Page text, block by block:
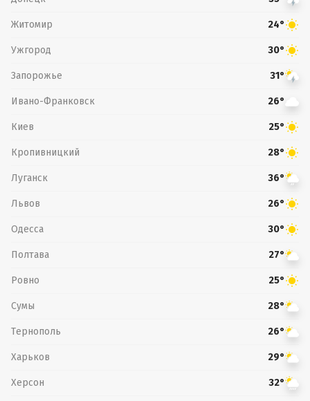
Житомир 24°
Ужгород 30°
Запорожье 31°
Ивано-Франковск 26°
Киев 25°
Кропивницкий 28°
Луганск 36°
Львов 26°
Одесса 30°
Полтава 27°
Ровно 25°
Сумы 28°
Тернополь 26°
Харьков 29°
Херсон 32°